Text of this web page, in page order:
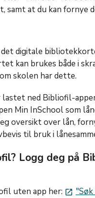
samt at du kan fornye
digitale
kan brukes både i
skolen har dette.
ned Bibliofil-
Min InSchool som
oversikt over lån,
til bruk i
Logg deg på
uten app her: launch